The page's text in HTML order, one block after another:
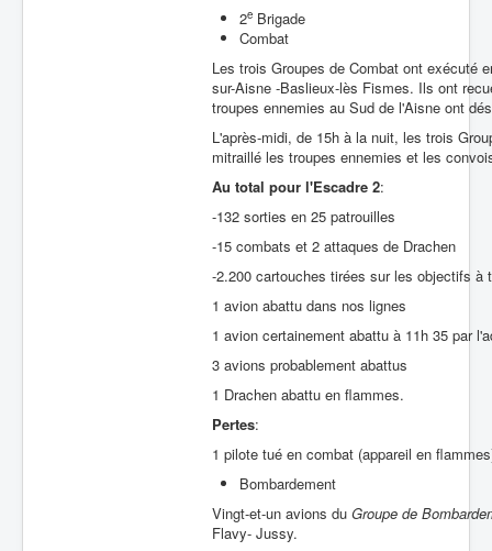
2e Brigade
Combat
Les trois Groupes de Combat ont exécuté
sur-Aisne -Baslieux-lès Fismes. Ils ont
troupes ennemies au Sud de l'Aisne ont
L'après-midi, de 15h à la nuit, les trois
mitraillé les troupes ennemies et les
Au total pour l'Escadre 2:
-132 sorties en 25 patrouilles
-15 combats et 2 attaques de Drachen
-2.200 cartouches tirées sur les objectifs à
1 avion abattu dans nos lignes
1 avion certainement abattu à 11h 35 par
3 avions probablement abattus
1 Drachen abattu en flammes.
Pertes:
1 pilote tué en combat (appareil en
Bombardement
Vingt-et-un avions du Groupe de
Flavy- Jussy.